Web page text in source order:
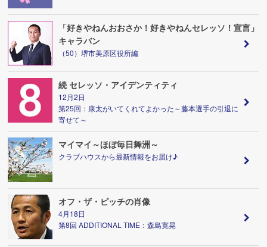
「好きやねんおおさか！好きやねんセレッソ！宣言」
キャラバン
（50）堺市美原区役所編
続 セレッソ・アイデンティティ
12月2日
第25回：康太がいてくれてよかった～藤本選手の引退に
寄せて～
マイマイ～ほぼ毎日舞洲～
クラブハウスから最新情報をお届け♪
オフ・ザ・ピッチの肖像
4月18日
第8回 ADDITIONAL TIME：森島寛晃